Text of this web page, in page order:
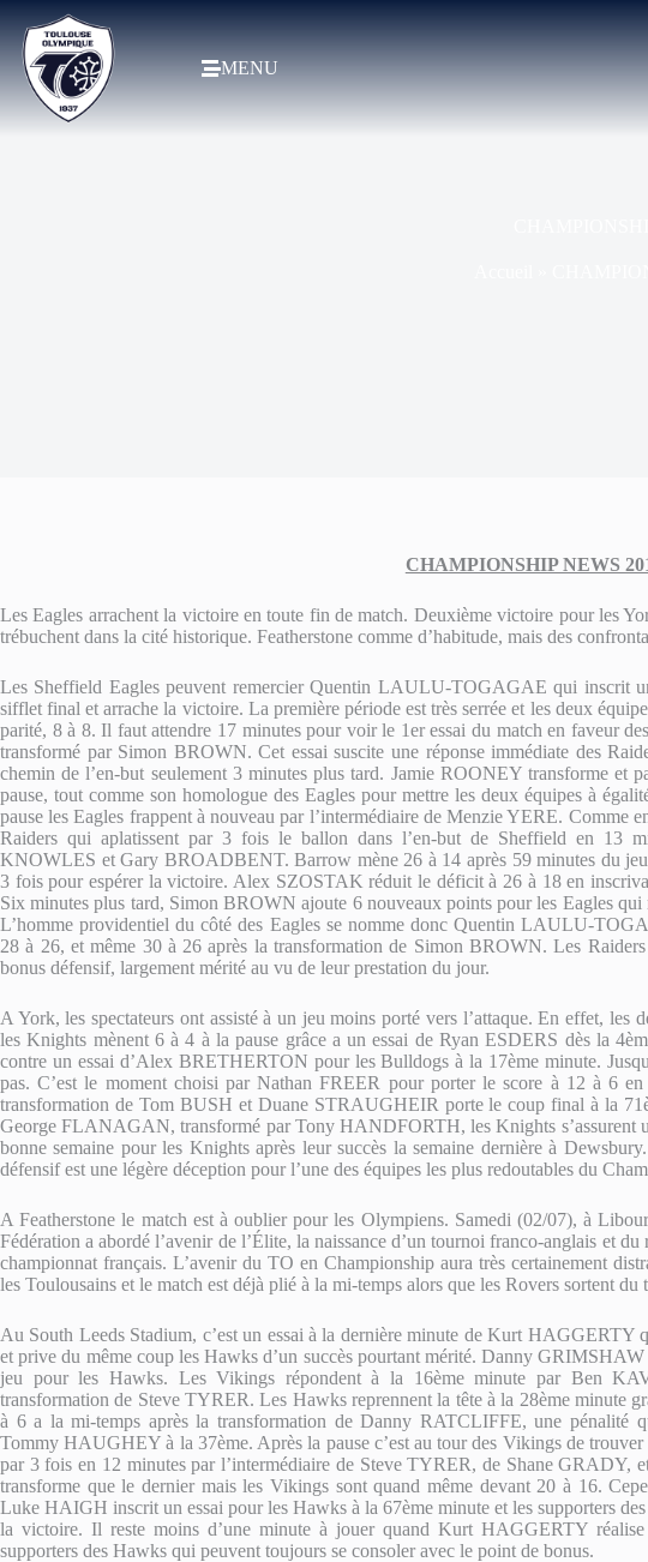
MENU
CHAMPIONSHIP NEWS
Les Eagles arrachent la victoire en toute fin de match. Deuxième victoire pour les
trébuchent dans la cité historique. Featherstone comme d’habitude, mais des
Les Sheffield Eagles peuvent remercier Quentin LAULU-TOGAGAE qui inscrit
sifflet final et arrache la victoire. La première période est très serrée et les deux
parité, 8 à 8. Il faut attendre 17 minutes pour voir le 1er essai du match en faveur
transformé par Simon BROWN. Cet essai suscite une réponse immédiate des
chemin de l’en-but seulement 3 minutes plus tard. Jamie ROONEY transforme et
pause, tout comme son homologue des Eagles pour mettre les deux équipes à
pause les Eagles frappent à nouveau par l’intermédiaire de Menzie YERE. Comme
Raiders qui aplatissent par 3 fois le ballon dans l’en-but de Sheffield en 13
KNOWLES et Gary BROADBENT. Barrow mène 26 à 14 après 59 minutes du
3 fois pour espérer la victoire. Alex SZOSTAK réduit le déficit à 26 à 18 en
Six minutes plus tard, Simon BROWN ajoute 6 nouveaux points pour les Eagles qui
L’homme providentiel du côté des Eagles se nomme donc Quentin LAULU-
28 à 26, et même 30 à 26 après la transformation de Simon BROWN. Les
bonus défensif, largement mérité au vu de leur prestation du jour.
A York, les spectateurs ont assisté à un jeu moins porté vers l’attaque. En effet, les
les Knights mènent 6 à 4 à la pause grâce a un essai de Ryan ESDERS dès la
contre un essai d’Alex BRETHERTON pour les Bulldogs à la 17ème minute.
pas. C’est le moment choisi par Nathan FREER pour porter le score à 12 à 6
transformation de Tom BUSH et Duane STRAUGHEIR porte le coup final à la
George FLANAGAN, transformé par Tony HANDFORTH, les Knights s’assurent
bonne semaine pour les Knights après leur succès la semaine dernière à
défensif est une légère déception pour l’une des équipes les plus redoutables du
A Featherstone le match est à oublier pour les Olympiens. Samedi (02/07), à
Fédération a abordé l’avenir de l’Élite, la naissance d’un tournoi franco-anglais et
championnat français. L’avenir du TO en Championship aura très certainement
les Toulousains et le match est déjà plié à la mi-temps alors que les Rovers sortent du
Au South Leeds Stadium, c’est un essai à la dernière minute de Kurt
et prive du même coup les Hawks d’un succès pourtant mérité. Danny GRIMSHAW
jeu pour les Hawks. Les Vikings répondent à la 16ème minute par Ben
transformation de Steve TYRER. Les Hawks reprennent la tête à la 28ème minute
à 6 a la mi-temps après la transformation de Danny RATCLIFFE, une pénalité
Tommy HAUGHEY à la 37ème. Après la pause c’est au tour des Vikings de trouver
par 3 fois en 12 minutes par l’intermédiaire de Steve TYRER, de Shane
transforme que le dernier mais les Vikings sont quand même devant 20 à 16.
Luke HAIGH inscrit un essai pour les Hawks à la 67ème minute et les supporters
la victoire. Il reste moins d’une minute à jouer quand Kurt HAGGERTY
supporters des Hawks qui peuvent toujours se consoler avec le point de bonus.